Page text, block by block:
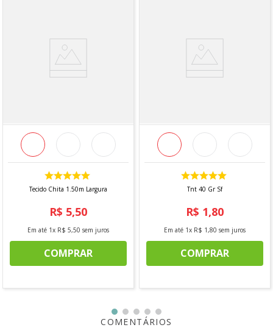
INFORMAÇÕES ADICIONAIS
Vendido a cada 1,00 MT onde a medida se refere a um
*Imagem meramente ilustrativa*
Tecido Chita 1.50m Largura
R$ 5,50
Em até 1x R$ 5,50 sem juros
COMPRAR
Tnt 40 Gr Sf
R$ 1,80
Em até 1x R$ 1,80 sem juros
COMPRAR
COMENTÁRIOS